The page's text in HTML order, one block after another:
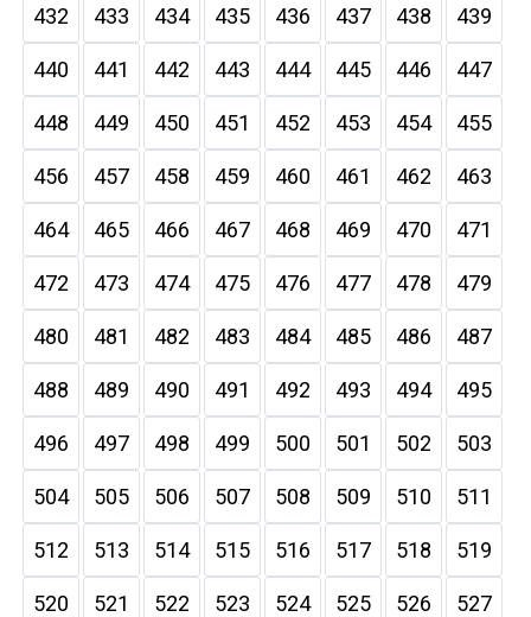
432 433 434 435 436 437 438 439
440 441 442 443 444 445 446 447
448 449 450 451 452 453 454 455
456 457 458 459 460 461 462 463
464 465 466 467 468 469 470 471
472 473 474 475 476 477 478 479
480 481 482 483 484 485 486 487
488 489 490 491 492 493 494 495
496 497 498 499 500 501 502 503
504 505 506 507 508 509 510 511
512 513 514 515 516 517 518 519
520 521 522 523 524 525 526 527